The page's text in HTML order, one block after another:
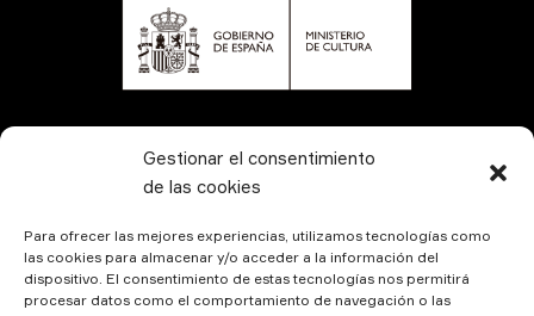
Gestionar el consentimiento
de las cookies
Para ofrecer las mejores experiencias, utilizamos tecnologías como
las cookies para almacenar y/o acceder a la información del
dispositivo. El consentimiento de estas tecnologías nos permitirá
procesar datos como el comportamiento de navegación o las